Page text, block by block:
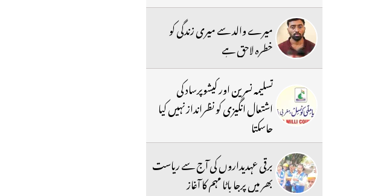
میرے والد سے میری زندگی کو
خطرہ لاحق ہے
تسلیمہ نسرین اور کیشوپرساد کی
اشتعال انگیزی کو نظرانداز نہیں کیا
جاسکتا
برقی عہدیداروں کی آج سے ریاست
بھر میں پرجا باٹا مہم کا آغاز